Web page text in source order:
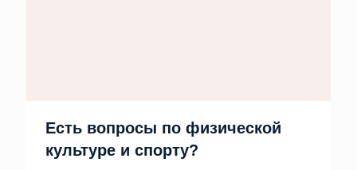
Есть вопросы по физической
культуре и спорту?